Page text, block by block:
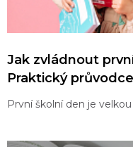
Jak zvládnout
Praktický
První školní den je